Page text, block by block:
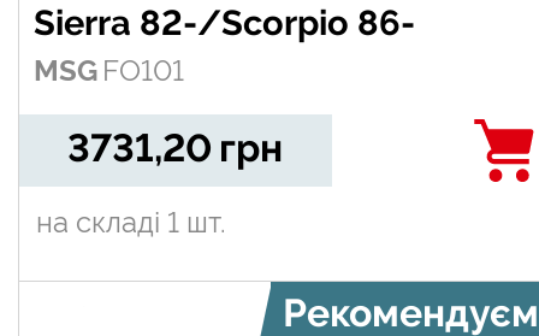
Sierra 82-/Scorpio 86-
MSG FO101
3731,20 грн
на складі 1 шт.